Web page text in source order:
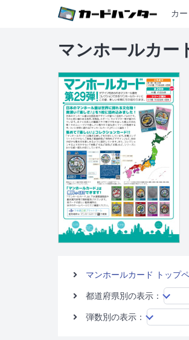
カ
マンホールカー
マンホールカード トップ
都道府県別の表示：
弾数別の表示：